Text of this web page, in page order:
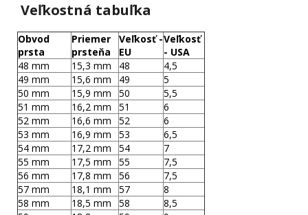
Veľkostná tabuľka
Obvod
prsta
Priemer
prsteňa
Veľkosť -
EU
Veľkosť
- USA
48 mm
15,3 mm 48
4,5
49 mm
15,6 mm 49
5
50 mm
15,9 mm 50
5,5
51 mm
16,2 mm 51
6
52 mm
16,6 mm 52
6
53 mm
16,9 mm 53
6,5
54 mm
17,2 mm 54
7
55 mm
17,5 mm 55
7,5
56 mm
17,8 mm 56
7,5
57 mm
18,1 mm 57
8
58 mm
18,5 mm 58
8,5